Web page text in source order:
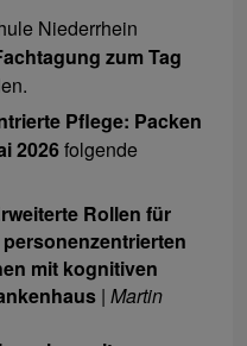
Niederrhein
zum Tag
Pflege: Packen
2026folgende
Rollen für
mit kognitiven
| Martin